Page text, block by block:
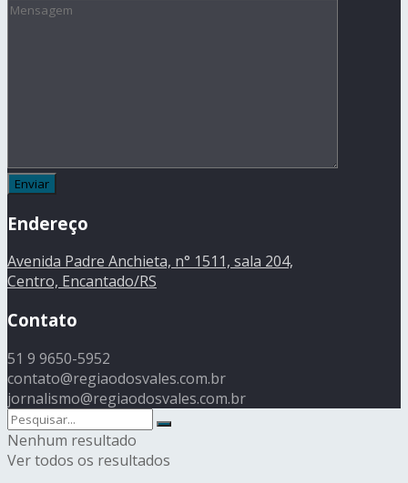
Endereço
Avenida Padre Anchieta, n° 1511, sala 204,
Centro, Encantado/RS
Contato
51 9 9650-5952
contato@regiaodosvales.com.br
jornalismo@regiaodosvales.com.br
Nenhum resultado
Ver todos os resultados